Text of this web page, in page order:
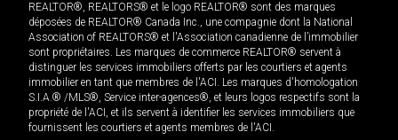
REALTOR®, REALTORS® et le logo REALTOR® sont des marques
déposées de REALTOR® Canada Inc., une compagnie dont la National
Association of REALTORS® et l'Association canadienne de l’immobilier
sont propriétaires. Les marques de commerce REALTOR® servent à
distinguer les services immobiliers offerts par les courtiers et agents
immobilier en tant que membres de l'ACI. Les marques d'homologation
S.I.A.® /MLS®, Service inter-agences®, et leurs logos respectifs sont la
propriété de l'ACI, et ils servent à identifier les services immobiliers que
fournissent les courtiers et agents membres de l'ACI.